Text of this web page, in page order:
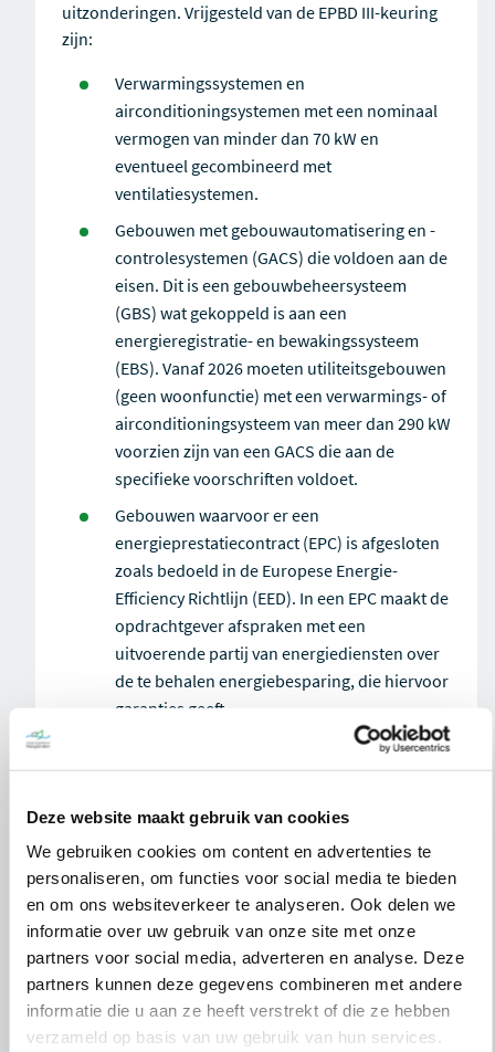
Deze website maakt gebruik van cookies
We gebruiken cookies om content en advertenties te
personaliseren, om functies voor social media te bieden
en om ons websiteverkeer te analyseren. Ook delen we
informatie over uw gebruik van onze site met onze
partners voor social media, adverteren en analyse. Deze
partners kunnen deze gegevens combineren met andere
informatie die u aan ze heeft verstrekt of die ze hebben
verzameld op basis van uw gebruik van hun services.
uitzonderingen. Vrijgesteld van de EPBD III-keuring
zijn:
Verwarmingssystemen en
airconditioningsystemen met een nominaal
vermogen van minder dan 70 kW en
eventueel gecombineerd met
ventilatiesystemen.
Gebouwen met gebouwautomatisering en -
controlesystemen (GACS) die voldoen aan de
eisen. Dit is een gebouwbeheersysteem
(GBS) wat gekoppeld is aan een
energieregistratie- en bewakingssysteem
(EBS). Vanaf 2026 moeten utiliteitsgebouwen
(geen woonfunctie) met een verwarmings- of
airconditioningsysteem van meer dan 290 kW
voorzien zijn van een GACS die aan de
specifieke voorschriften voldoet.
Gebouwen waarvoor er een
energieprestatiecontract (EPC) is afgesloten
zoals bedoeld in de Europese Energie-
Efficiency Richtlijn (EED). In een EPC maakt de
opdrachtgever afspraken met een
uitvoerende partij van energiediensten over
de te behalen energiebesparing, die hiervoor
garanties geeft.
in?
De toegankelijke delen van verwarmingssystemen
en airconditioningsystemen eventueel
gecombineerd met ventilatiesystemen worden
periodiek gekeurd. Waarbij voor
verwarmingssystemen de keuringsplicht eenmaal
per vier jaar is en voor airconditioningsystemen de
keuringsplicht eenmaal per vijf jaar is.